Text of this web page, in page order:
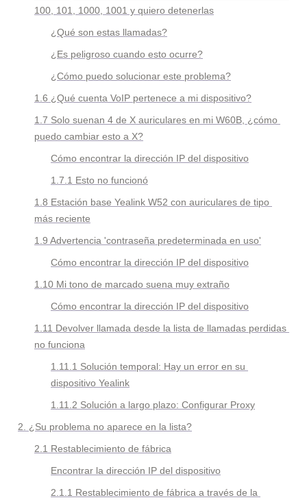
100, 101, 1000, 1001 y quiero detenerlas
¿Qué son estas llamadas?
¿Es peligroso cuando esto ocurre?
¿Cómo puedo solucionar este problema?
1.6 ¿Qué cuenta VoIP pertenece a mi dispositivo?
1.7 Solo suenan 4 de X auriculares en mi W60B, ¿cómo
puedo cambiar esto a X?
Cómo encontrar la dirección IP del dispositivo
1.7.1 Esto no funcionó
1.8 Estación base Yealink W52 con auriculares de tipo
más reciente
1.9 Advertencia 'contraseña predeterminada en uso'
Cómo encontrar la dirección IP del dispositivo
1.10 Mi tono de marcado suena muy extraño
Cómo encontrar la dirección IP del dispositivo
1.11 Devolver llamada desde la lista de llamadas perdidas
no funciona
1.11.1 Solución temporal: Hay un error en su
dispositivo Yealink
1.11.2 Solución a largo plazo: Configurar Proxy
2. ¿Su problema no aparece en la lista?
2.1 Restablecimiento de fábrica
Encontrar la dirección IP del dispositivo
2.1.1 Restablecimiento de fábrica a través de la